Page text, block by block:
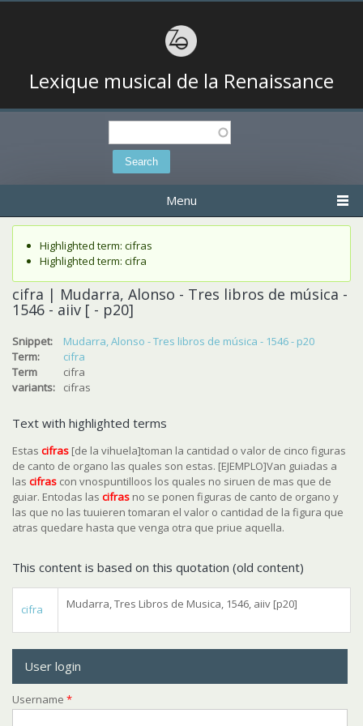
Lexique musical de la Renaissance
Search
Menu
Status message
Highlighted term: cifras
Highlighted term: cifra
cifra | Mudarra, Alonso - Tres libros de música -
1546 - aiiv [ - p20]
Snippet:
Mudarra, Alonso - Tres libros de música - 1546 - p20
Term:
cifra
Term
variants:
cifra
cifras
Text with highlighted terms
Estas cifras [de la vihuela]toman la cantidad o valor de cinco figuras
de canto de organo las quales son estas. [EJEMPLO]Van guiadas a
las cifras con vnospuntilloos los quales no siruen de mas que de
guiar. Entodas las cifras no se ponen figuras de canto de organo y
las que no las tuuieren tomaran el valor o cantidad de la figura que
atras quedare hasta que venga otra que priue aquella.
This content is based on this quotation (old content)
cifra Mudarra, Tres Libros de Musica, 1546, aiiv [p20]
User login
Username *